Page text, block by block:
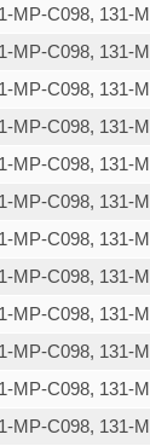
MP-C098, 131-
MP-C098, 131-
MP-C098, 131-
MP-C098, 131-
MP-C098, 131-
MP-C098, 131-
MP-C098, 131-
MP-C098, 131-
MP-C098, 131-
MP-C098, 131-
MP-C098, 131-
MP-C098, 131-